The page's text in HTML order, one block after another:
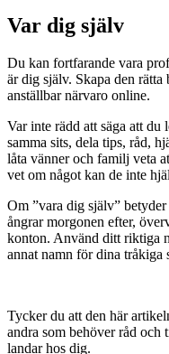
Var dig själv
Du kan fortfarande vara
är dig själv. Skapa den
anställbar närvaro online.
Var inte rädd att säga att du
samma sits, dela tips, råd,
låta vänner och familj veta
vet om något kan de inte
Om ”vara dig själv”
ångrar morgonen efter,
konton. Använd ditt riktiga
annat namn för dina tråkiga
Tycker du att den här
andra som behöver råd
landar hos dig.